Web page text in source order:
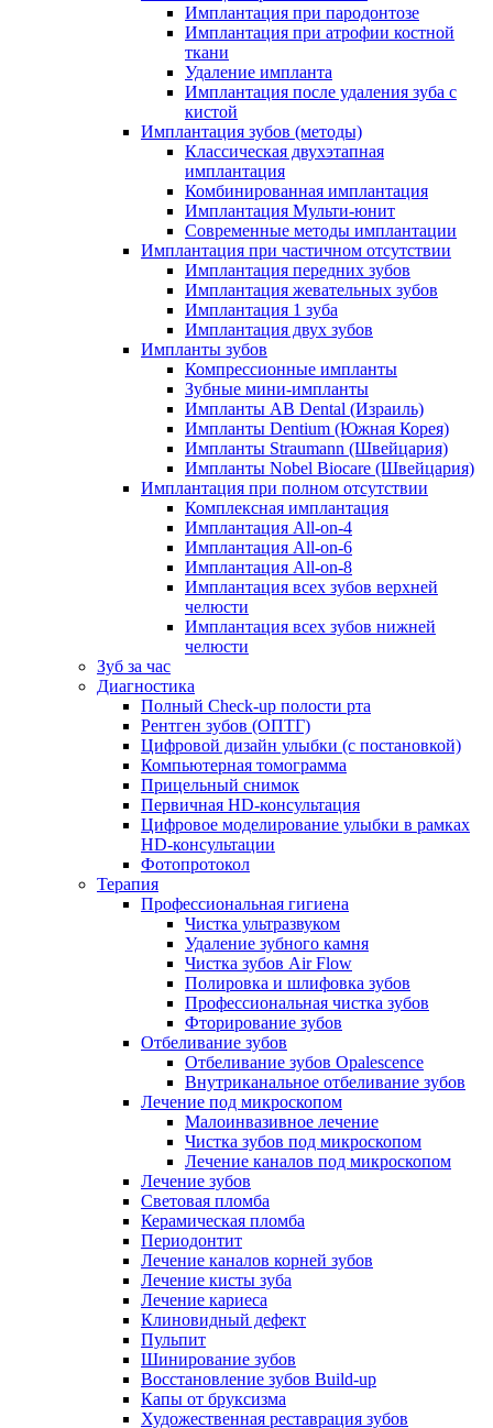
Имплантация при пародонтозе
Имплантация при атрофии костной
ткани
Удаление импланта
Имплантация после удаления зуба с
кистой
Имплантация зубов (методы)
Классическая двухэтапная
имплантация
Комбинированная имплантация
Имплантация Мульти-юнит
Современные методы имплантации
Имплантация при частичном отсутствии
Имплантация передних зубов
Имплантация жевательных зубов
Имплантация 1 зуба
Имплантация двух зубов
Импланты зубов
Компрессионные импланты
Зубные мини-импланты
Импланты AB Dental (Израиль)
Импланты Dentium (Южная Корея)
Импланты Straumann (Швейцария)
Импланты Nobel Biocare (Швейцария)
Имплантация при полном отсутствии
Комплексная имплантация
Имплантация All-on-4
Имплантация All-on-6
Имплантация All-on-8
Имплантация всех зубов верхней
челюсти
Имплантация всех зубов нижней
челюсти
Зуб за час
Диагностика
Полный Check-up полости рта
Рентген зубов (ОПТГ)
Цифровой дизайн улыбки (с постановкой)
Компьютерная томограмма
Прицельный снимок
Первичная HD-консультация
Цифровое моделирование улыбки в рамках
HD-консультации
Фотопротокол
Терапия
Профессиональная гигиена
Чистка ультразвуком
Удаление зубного камня
Чистка зубов Air Flow
Полировка и шлифовка зубов
Профессиональная чистка зубов
Фторирование зубов
Отбеливание зубов
Отбеливание зубов Opalescence
Внутриканальное отбеливание зубов
Лечение под микроскопом
Малоинвазивное лечение
Чистка зубов под микроскопом
Лечение каналов под микроскопом
Лечение зубов
Световая пломба
Керамическая пломба
Периодонтит
Лечение каналов корней зубов
Лечение кисты зуба
Лечение кариеса
Клиновидный дефект
Пульпит
Шинирование зубов
Восстановление зубов Build-up
Капы от бруксизма
Художественная реставрация зубов